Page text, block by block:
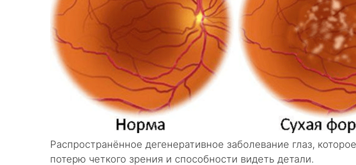
Распространённое дегенеративное заболевание глаз,
потерю четкого зрения и способности видеть детали.